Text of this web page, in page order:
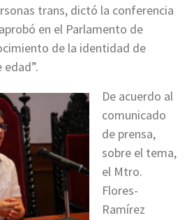
trans, dictó la conferencia
en el Parlamento de
de la identidad de
De acuerdo al
comunicado
de prensa,
sobre el tema,
el Mtro.
Flores-
Ramírez